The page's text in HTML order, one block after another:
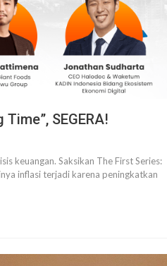
SEGERA!
keuangan. Saksikan The First Series:
inflasi terjadi karena peningkatkan